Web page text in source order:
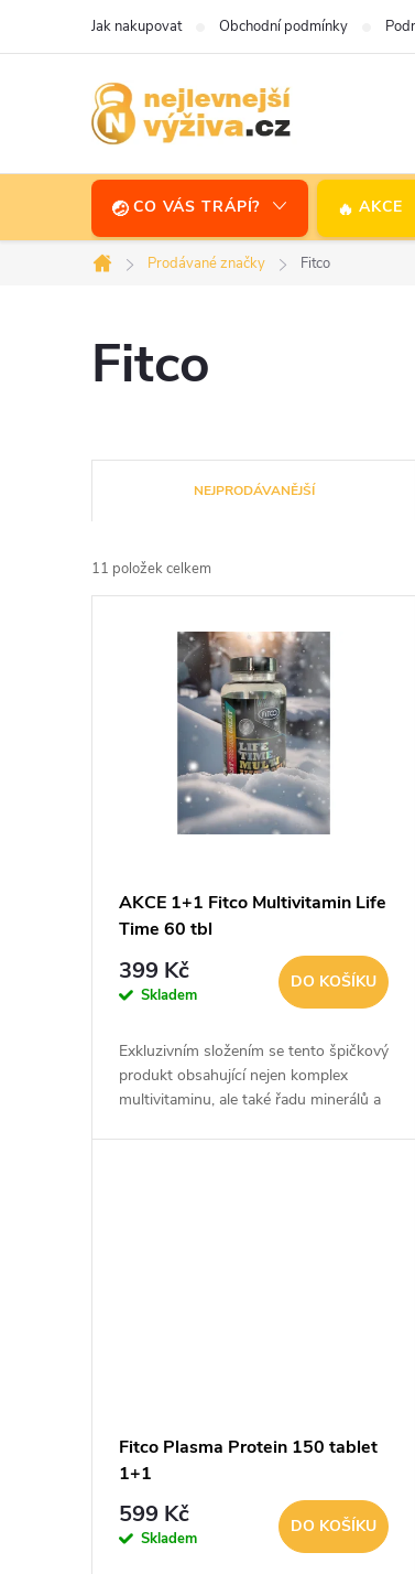
Jak nakupovat Obchodní podmínky
CO VÁS TRÁPÍ? AKCE
Domů
Prodávané značky Fitco
Fitco
a
z
t
NEJPRODÁVANĚJŠÍ
11 položek celkem
AKCE 1+1 Fitco Multivitamin Life
Time 60 tbl
399 Kč
Skladem
DO KOŠÍKU
Exkluzivním složením se tento špičkový
produkt obsahující nejen komplex
multivitaminu, ale také řadu minerálů a
Fitco Plasma Protein 150 tablet
1+1
599 Kč
Skladem
DO KOŠÍKU